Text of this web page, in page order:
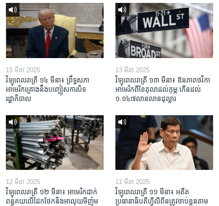
15 មីនា 2025
វិទ្យុពេលរាត្រី ១៤ មីនា៖ ព្រឹទ្ធសភា
អាមេរិកគ្រោងនឹងបញ្ចៀសការបិទ
រដ្ឋាភិបាល
13 មីនា 2025
វិទ្យុពេលរាត្រី ១៣ មីនា៖ ឱនភាព​ថវិកា​
អាមេរិក​ពី​ខែ​តុលា​ដល់​កុម្ភៈ​កើន​ដល់​
១.១៤៧​លានលាន​ដុល្លារ
12 មីនា 2025
វិទ្យុពេលរាត្រី ១២ មីនា៖ អាមេរិក​ដាក់​
ពន្ធគយ​លើ​ដែកថែក​និង​អាលុយ​មីញ៉ូម​
11 មីនា 2025
វិទ្យុពេលរាត្រី ១១ មីនា៖ អតីត​
ប្រធានាធិបតីហ្វីលីពីន​ត្រូវ​ចាប់ខ្លួនតាម